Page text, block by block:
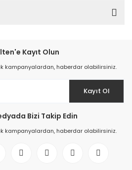
Kayıt Olun
kampanyalardan, haberdar olabilirsiniz.
Kayıt Ol
Bizi Takip Edin
kampanyalardan, haberdar olabilirsiniz.